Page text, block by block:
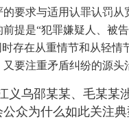
的要求与适用认罪认罚
提是“犯罪嫌疑人、被
存在从重情节和从轻
要注重矛盾纠纷的源
义乌邵某某、毛某某
众为什么如此关注